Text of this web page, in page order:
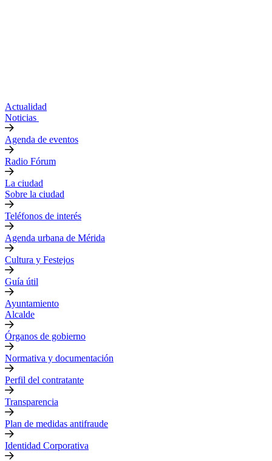
Actualidad
Noticias
Agenda de eventos
Radio Fórum
La ciudad
Sobre la ciudad
Teléfonos de interés
Agenda urbana de Mérida
Cultura y Festejos
Guía útil
Ayuntamiento
Alcalde
Órganos de gobierno
Normativa y documentación
Perfil del contratante
Transparencia
Plan de medidas antifraude
Identidad Corporativa